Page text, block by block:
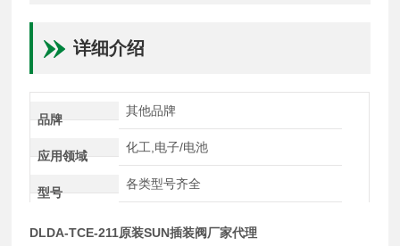
详细介绍
品牌
其他品牌
应用领域
化工,电子/电池
型号
各类型号齐全
DLDA-TCE-211原装SUN插装阀厂家代理